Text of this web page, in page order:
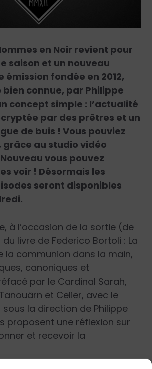
en Noir revient pour
saison et un nouveau
fondée en 2012,
bien connue, par Philippe
concept simple : l’actualité
par des prêtres et un
de buis ! Vous pouviez
grâce au studio vidéo
vous pouvez
voir ! Désormais les
seront disponibles
à l’occasion de la sortie (de
livre de Federico Bortoli : La
la communion dans la main,
canoniques et
par le Cardinal Sarah,
et Celier, avec le
sous la direction de Philippe
proposent une réflexion sur
et recevoir la